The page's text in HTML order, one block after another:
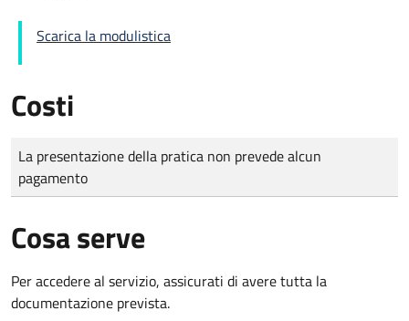
Scarica la modulistica
Costi
Tipo di pagamento
Importo
La presentazione della pratica non prevede alcun
pagamento
Cosa serve
Per accedere al servizio, assicurati di avere tutta la
documentazione prevista.